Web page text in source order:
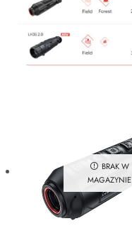
BRAK W
MAGAZYNIE